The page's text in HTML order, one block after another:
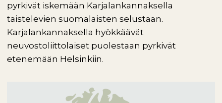
pyrkivät iskemään Karjalankannaksella
taistelevien suomalaisten selustaan.
Karjalankannaksella hyökkäävät
neuvostoliittolaiset puolestaan pyrkivät
etenemään Helsinkiin.